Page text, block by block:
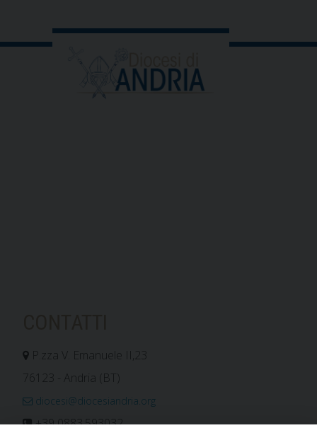
P.zza V. Emanuele II,23
76123 - Andria (BT)
diocesi@diocesiandria.org
+39 0883.593032